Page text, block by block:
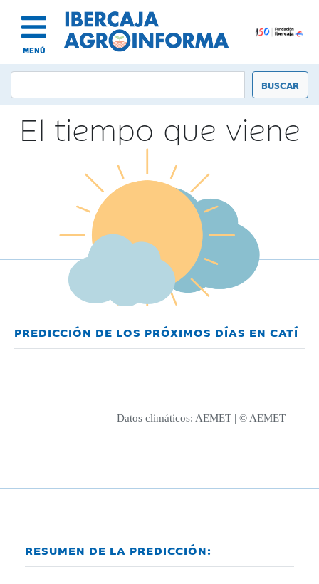
MENÚ
El tiempo que viene
PREDICCIÓN DE LOS PRÓXIMOS DÍAS EN CATÍ
Datos climáticos: AEMET | © AEMET
RESUMEN DE LA PREDICCIÓN: